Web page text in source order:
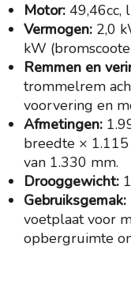
Motor: 49,46cc,
Vermogen: 2,0
kW
Remmen en
trommelrem
voorvering en
Afmetingen:
breedte ×
van 1.330 mm.
Drooggewicht:
Gebruiksgemak:
voetplaat voor
opbergruimte